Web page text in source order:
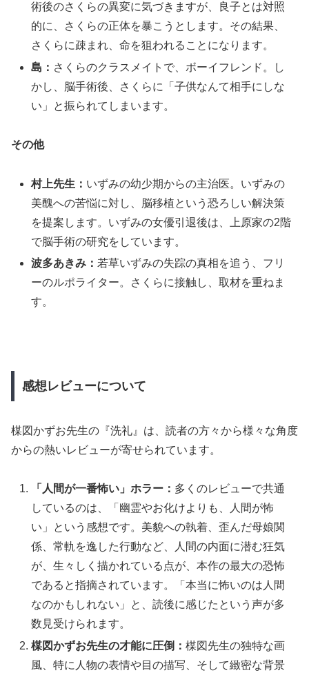
術後のさくらの異変に気づきますが、良子とは対照
的に、さくらの正体を暴こうとします。その結果、
さくらに疎まれ、命を狙われることになります。
島： さくらのクラスメイトで、ボーイフレンド。し
かし、脳手術後、さくらに「子供なんて相手にしな
い」と振られてしまいます。
その他
村上先生： いずみの幼少期からの主治医。いずみの
美醜への苦悩に対し、脳移植という恐ろしい解決策
を提案します。いずみの女優引退後は、上原家の2階
で脳手術の研究をしています。
波多あきみ： 若草いずみの失踪の真相を追う、フリ
ーのルポライター。さくらに接触し、取材を重ねま
す。
感想レビューについて
楳図かずお先生の『洗礼』は、読者の方々から様々な角度
からの熱いレビューが寄せられています。
「人間が一番怖い」ホラー： 多くのレビューで共通
しているのは、「幽霊やお化けよりも、人間が怖
い」という感想です。 美貌への執着、歪んだ母娘関
係、常軌を逸した行動など、人間の内面に潜む狂気
が、生々しく描かれている点が、本作の最大の恐怖
であると指摘されています。「本当に怖いのは人間
なのかもしれない」と、読後に感じたという声が多
数見受けられます。
楳図かずお先生の才能に圧倒：楳図先生の独特な画
風、特に人物の表情や目の描写、そして緻密な背景